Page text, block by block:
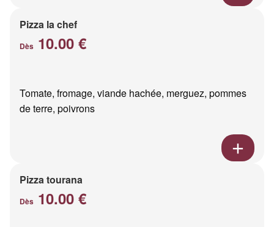
Pizza la chef
Dès 10.00 €
Tomate, fromage, viande hachée, merguez, pommes
de terre, poivrons
Pizza tourana
Dès 10.00 €